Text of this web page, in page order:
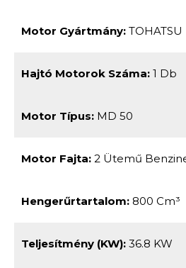
Motor Gyártmány: TOHATSU
Hajtó Motorok Száma: 1 Db
Motor Típus: MD 50
Motor Fajta: 2 Ütemű
Hengerűrtartalom: 800 Cm³
Teljesítmény (kW): 36.8 KW